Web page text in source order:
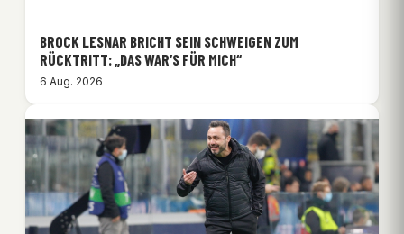
BROCK LESNAR BRICHT SEIN SCHWEIGEN ZUM
RÜCKTRITT: „DAS WAR’S FÜR MICH“
6 Aug. 2026